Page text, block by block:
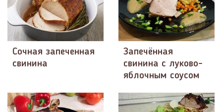
Сочная запеченная
свинина
Запечённая
свинина с луково-
яблочным соусом